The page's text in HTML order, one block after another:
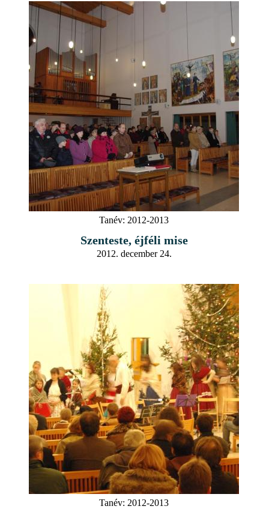
Tanév: 2012-2013
Szenteste, éjféli mise
2012. december 24.
Tanév: 2012-2013